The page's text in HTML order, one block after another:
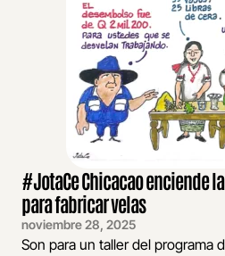
#JotaCe Chicacao enciende
para fabricar velas
noviembre 28, 2025
Son para un taller del programa